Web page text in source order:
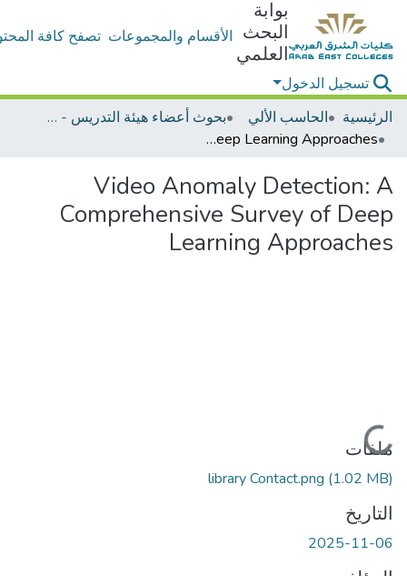
بوابة
البحث
العلمي
الأقسام والمجموعات تصفح كافة
تسجيل الدخول
الرئيسية
الحاسب الألي
بحوث أعضاء هيئة التدريس - الحاسب الألي
Video Anomaly Detection: A Comprehensive Survey of Deep Learning Approaches
Video Anomaly Detection: A
Comprehensive Survey of Deep
Learning Approaches
جاري التحميل...
ملفات
library Contact.png (1.02 MB)
التاريخ
2025-11-06